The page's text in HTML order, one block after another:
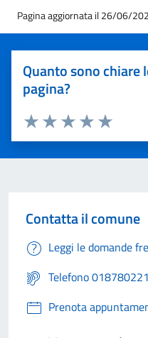
Pagina aggiornata il 26/06/
Quanto sono
pagina?
Valuta 5
Valuta 4
Valuta 3 stelle su
Valuta 2 stelle su 5
Valuta 1 stelle su 5
Contatta il comune
Leggi le domande
Telefono 018780221
Prenota